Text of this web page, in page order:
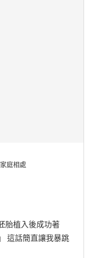
庭相處
胎植入後成功著
這話簡直讓我暴跳